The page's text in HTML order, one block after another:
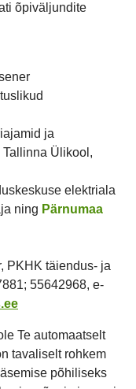
õpiväljundite
ja
Ülikool,
elektriala
ning Pärnumaa
PKHK täiendus- ja
55642968, e-
Te automaatselt
tavaliselt rohkem
põhiliseks